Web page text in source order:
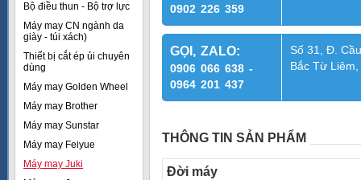
Bộ điều thun - Bộ trợ lực
Máy may CN ngành da
giày - túi xách)
Thiết bị cắt ép ủi chuyên
dùng
Máy may Golden Wheel
Máy may Brother
Máy may Sunstar
Máy may Feiyue
Máy may Juki
0902 226 359
GỌI, ZALO:
0906 066 638 -
0964 201 437
Số 31, Đ.
Bắc Từ
THÔNG TIN SẢN PHẨM
Đời máy